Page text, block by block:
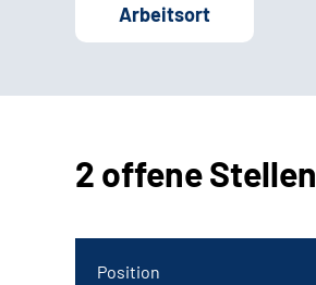
Arbeitsort
2 offene Stellen
Position